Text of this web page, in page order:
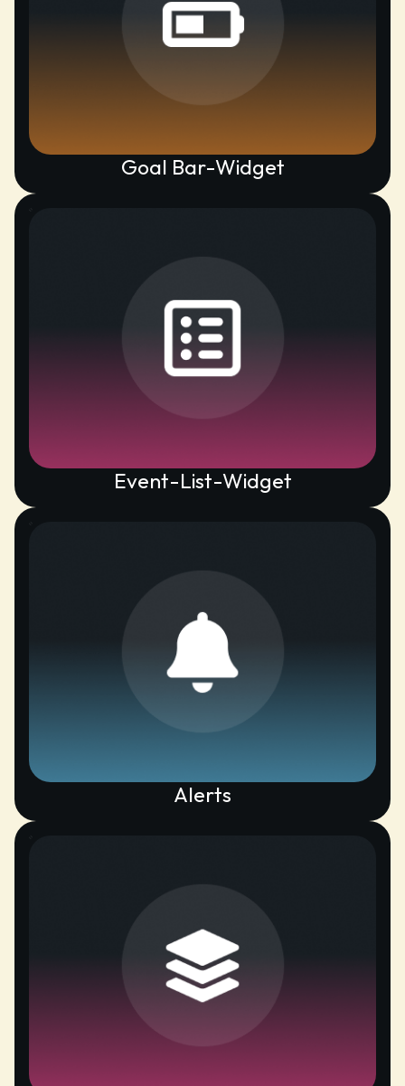
Goal Bar-Widget
Event-List-Widget
Alerts